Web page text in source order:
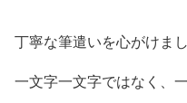
丁寧な筆遣いを心がけまし
一文字一文字ではなく、